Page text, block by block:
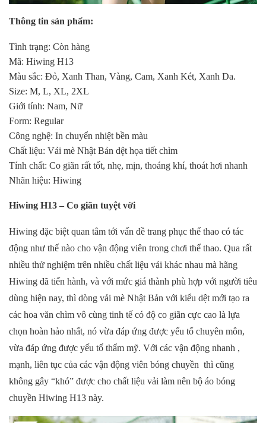
Thông tin sản phẩm:
Tình trạng: Còn hàng
Mã: Hiwing H13
Màu sắc: Đỏ, Xanh Than, Vàng, Cam, Xanh Két, Xanh Da.
Size: M, L, XL, 2XL
Giới tính: Nam, Nữ
Form: Regular
Công nghệ: In chuyển nhiệt bền màu
Chất liệu: Vải mè Nhật Bản dệt họa tiết chìm
Tính chất: Co giãn rất tốt, nhẹ, mịn, thoáng khí, thoát hơi nhanh
Nhãn hiệu: Hiwing
Hiwing H13 – Co giãn tuyệt vời
Hiwing đặc biệt quan tâm tới vấn đề trang phục thể thao có tác
động như thế nào cho vận động viên trong chơi thể thao. Qua rất
nhiều thử nghiệm trên nhiều chất liệu vải khác nhau mà hãng
Hiwing đã tiến hành, và với mức giá thành phù hợp với người tiêu
dùng hiện nay, thì dòng vải mè Nhật Bản với kiểu dệt mới tạo ra
các hoa văn chìm vô cùng tinh tế có độ co giãn cực cao là lựa
chọn hoàn hảo nhất, nó vừa đáp ứng được yếu tố chuyên môn,
vừa đáp ứng được yếu tố thẩm mỹ. Với các vận động nhanh ,
mạnh, liên tục của các vận động viên bóng chuyền thì cũng
không gây “khó” được cho chất liệu vải làm nên bộ áo bóng
chuyền Hiwing H13 này.